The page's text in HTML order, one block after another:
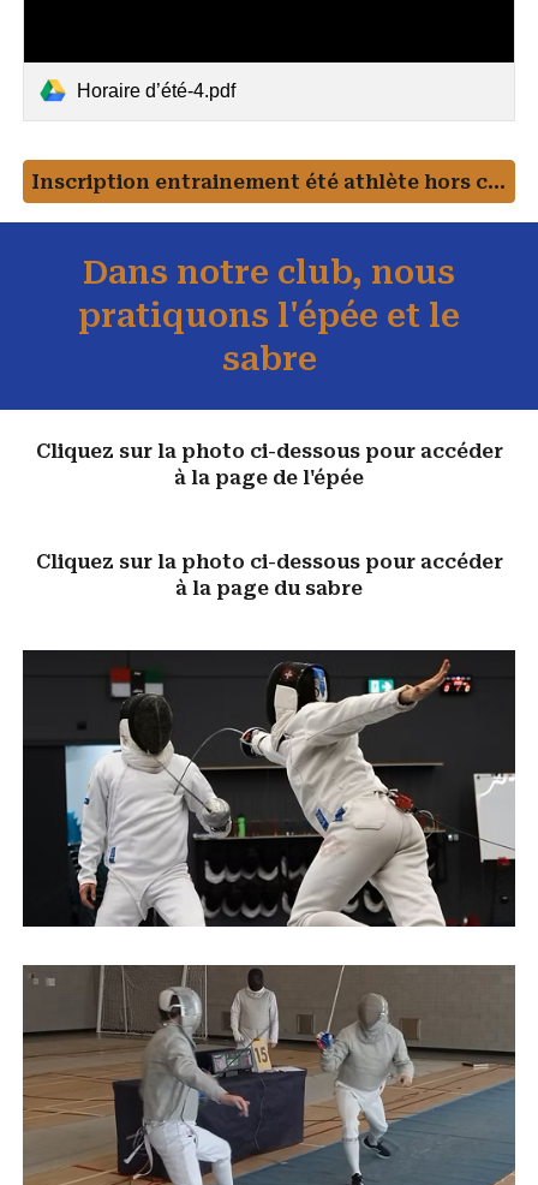
Horaire d’été-4.pdf
Inscription entrainement été athlète hors club
Dans notre club, nous
pratiquons l'épée et le
sabre
Cliquez sur la photo ci-dessous pour accéder
à la page de l'épée
Cliquez sur la photo ci-dessous pour accéder
à la page du sabre